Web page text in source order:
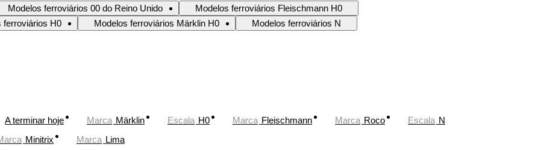
Modelos ferroviários 00 do Reino Unido
Modelos ferroviários Fleischmann H0
ferroviários H0 Modelos ferroviários Märklin H0
Modelos ferroviários N
A terminar hoje Marca Märklin Escala H0 Marca Fleischmann Marca Roco Escala N
Minitrix Marca Lima